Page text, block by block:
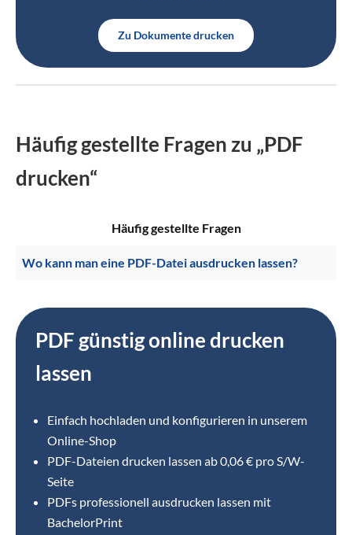
Zu Dokumente drucken
Häufig gestellte Fragen zu „PDF
drucken“
Häufig gestellte Fragen
Wo kann man eine PDF-Datei ausdrucken lassen?
PDF günstig online drucken
lassen
Einfach hochladen und konfigurieren in unserem
Online-Shop
⁣PDF-Dateien drucken lassen ab 0,06 € pro S/W-
Seite
PDFs professionell ausdrucken lassen mit
BachelorPrint